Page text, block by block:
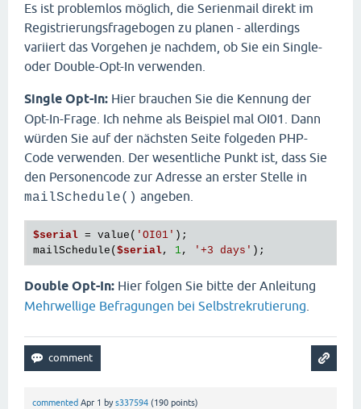
Es ist problemlos möglich, die Serienmail direkt im
Registrierungsfragebogen zu planen - allerdings
variiert das Vorgehen je nachdem, ob Sie ein Single-
oder Double-Opt-In verwenden.
Single Opt-In: Hier brauchen Sie die Kennung der
Opt-In-Frage. Ich nehme als Beispiel mal OI01. Dann
würden Sie auf der nächsten Seite folgeden PHP-
Code verwenden. Der wesentliche Punkt ist, dass Sie
den Personencode zur Adresse an erster Stelle in
mailSchedule() angeben.
$serial = value( 'OI01' );
mailSchedule( $serial, 1, '+3 days'
Double Opt-In: Hier folgen Sie bitte der Anleitung
Mehrwellige Befragungen bei Selbstrekrutierung
commented Apr 1 bys337594 (190 points)